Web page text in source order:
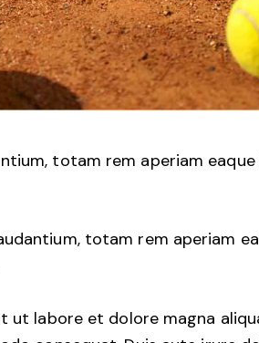
totam rem aperiam eaque
totam rem aperiam
labore et dolore magna